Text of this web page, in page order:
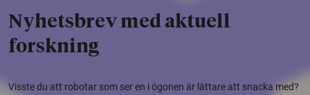
Nyhetsbrev med aktuell
forskning
Visste du att robotar som ser en i ögonen är lättare att snacka med?